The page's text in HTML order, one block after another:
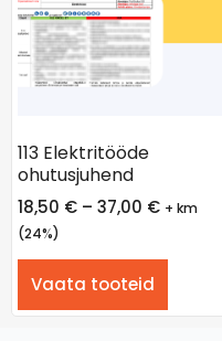
113 Elektritööde
ohutusjuhend
18,50 € – 37,00 € + km
(24%)
Vaata tooteid